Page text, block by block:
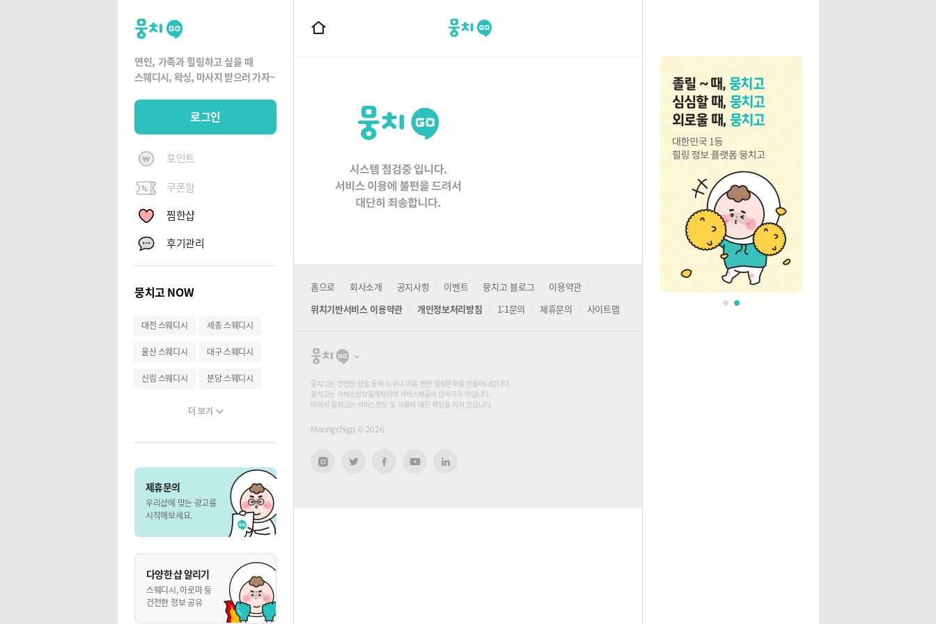
뭉
치
고
연인, 가족과 힐링하고 싶을 때
스웨디시, 왁싱, 마사지 받으러 가자~
로그인
포인트
쿠폰함
찜한샵
후기관리
뭉치고 NOW
대전 스웨디시 세종 스웨디시
울산 스웨디시 대구 스웨디시
신림 스웨디시 분당 스웨디시
더 보기
제휴문의
우리샵에 맞는 광고를
시작해보세요.
다양한 샵 알리기
스웨디시, 아로마 등
건전한 정보 공유
뭉치고
홈
홈으로 회사소개 공지사항 이벤트 뭉치고 블로그
이용약관
위치기반서비스 이용약관
개인정보처리방침 1:1문의 제휴문의 사이트맵
뭉
고
뭉치고는 건전한 샵을 통해 누구나 마음 편한 힐링문화를 만들어나갑니다.
뭉치고는 서비스정보중개자이며 서비스제공의 당사자가 아닙니다.
따라서 뭉치고는 서비스정보 및 이용에 대한 책임을 지지 않습니다.
Moongchigo © 2026